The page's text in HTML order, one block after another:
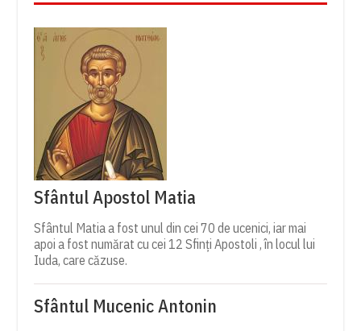
Sfântul Apostol Matia
Sfântul Matia a fost unul din cei 70 de ucenici, iar mai
apoi a fost numărat cu cei 12 Sfinți Apostoli , în locul lui
Iuda, care căzuse.
Sfântul Mucenic Antonin